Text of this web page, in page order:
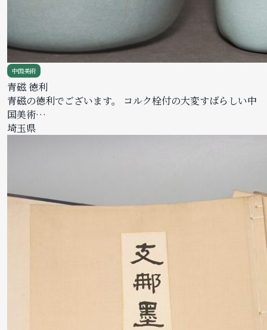
中国美術
青磁 徳利
青磁の徳利でございます。 コルク栓付の大変すばらしい中
国美術…
埼玉県